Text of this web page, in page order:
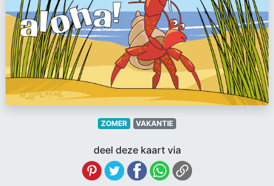
ZOMER VAKANTIE
deel deze kaart via